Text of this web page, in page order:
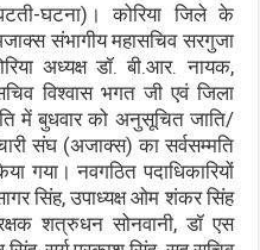
घटना)। कोरिया जिले के
संभागीय महासचिव सरगुजा
अध्यक्ष डॉ. बी.आर. नायक,
विश्वास भगत जी एवं जिला
में बुधवार को अनुसूचित जाति/
संघ (अजाक्स) का सर्वसम्मति
गया। नवगठित पदाधिकारियों
सिंह, उपाध्यक्ष ओम शंकर सिंह
शत्रुधन सोनवानी, डॉ एस